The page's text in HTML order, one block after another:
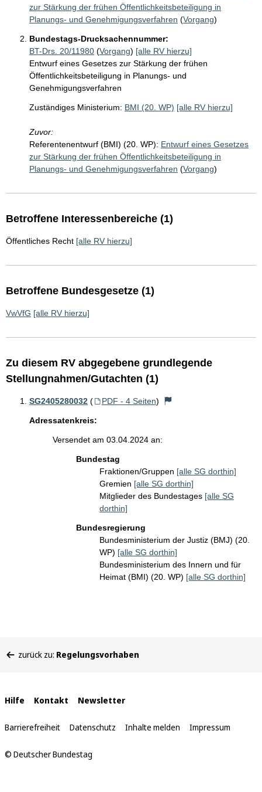
zur Stärkung der frühen Öffentlichkeitsbeteiligung in
Planungs- und Genehmigungsverfahren (Vorgang)
Bundestags-Drucksachennummer:
BT-Drs. 20/11980 (Vorgang) [alle RV hierzu]
Entwurf eines Gesetzes zur Stärkung der frühen
Öffentlichkeitsbeteiligung in Planungs- und
Genehmigungsverfahren
Zuständiges Ministerium: BMI (20. WP) [alle RV hierzu]
Zuvor:
Referentenentwurf (BMI) (20. WP): Entwurf eines Gesetzes
zur Stärkung der frühen Öffentlichkeitsbeteiligung in
Planungs- und Genehmigungsverfahren (Vorgang)
Betroffene Interessenbereiche (1)
Öffentliches Recht [alle RV hierzu]
Betroffene Bundesgesetze (1)
VwVfG [alle RV hierzu]
Zu diesem RV abgegebene grundlegende
Stellungnahmen/Gutachten (1)
SG2405280032 ( PDF - 4 Seiten)
Adressatenkreis:
Versendet am 03.04.2024 an:
Bundestag
Fraktionen/Gruppen [alle SG dorthin]
Gremien [alle SG dorthin]
Mitglieder des Bundestages [alle SG
dorthin]
Bundesregierung
Bundesministerium der Justiz (BMJ) (20.
WP) [alle SG dorthin]
Bundesministerium des Innern und für
Heimat (BMI) (20. WP) [alle SG dorthin]
befinden
zurück zu: Regelungsvorhaben
Interne
Links
Hilfe Kontakt Newsletter
Barrierefreiheit Datenschutz Inhalte melden Impressum
© Deutscher Bundestag